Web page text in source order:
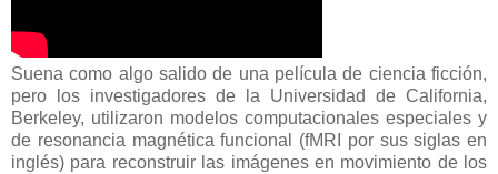
Suena como algo salido de una película de ciencia ficción,
pero los investigadores de la Universidad de California,
Berkeley, utilizaron modelos computacionales especiales y
de resonancia magnética funcional (fMRI por sus siglas en
inglés) para reconstruir las imágenes en movimiento de los